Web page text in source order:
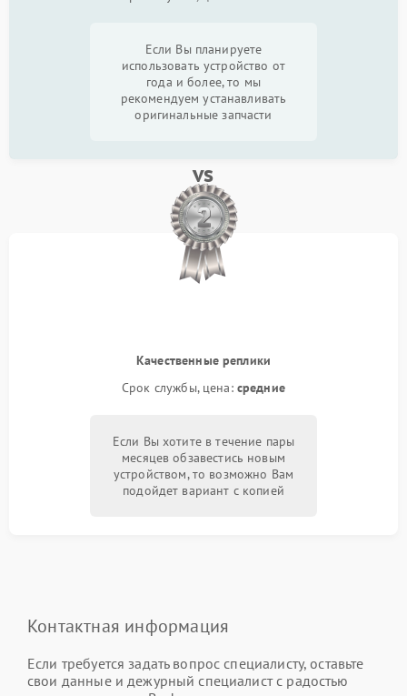
Если Вы планируете
использовать устройство от
года и более, то мы
рекомендуем устанавливать
оригинальные запчасти
vs
Качественные реплики
Срок службы, цена: средние
Если Вы хотите в течение пары
месяцев обзавестись новым
устройством, то возможно Вам
подойдет вариант с копией
Контактная информация
Если требуется задать вопрос специалисту, оставьте
свои данные и дежурный специалист с радостью